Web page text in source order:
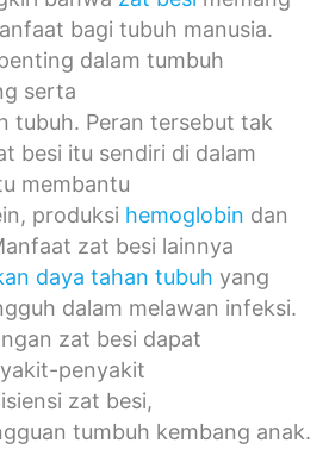
bagi tubuh manusia.
dalam tumbuh
serta
tubuh. Peran tersebut tak
besi itu sendiri di dalam
membantu
produksi hemoglobin dan
zat besi lainnya
daya tahan tubuh yang
dalam melawan infeksi.
zat besi dapat
penyakit
zat besi,
tumbuh kembang anak.